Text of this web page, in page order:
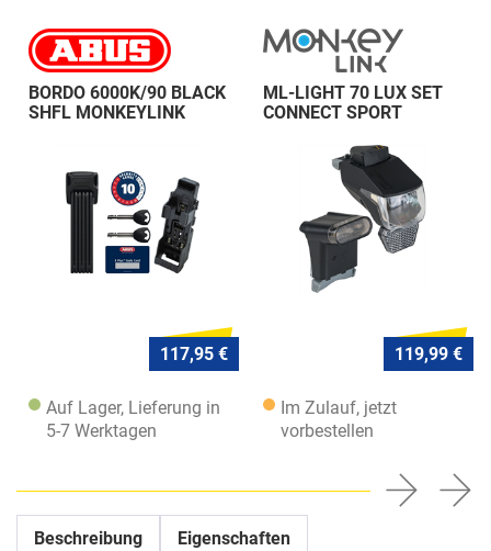
BORDO 6000K/90 BLACK
SHFL MONKEYLINK
117,95 €
Auf Lager, Lieferung in
5-7 Werktagen
ML-LIGHT 70 LUX SET
CONNECT SPORT
119,99 €
Im Zulauf, jetzt
vorbestellen
Beschreibung Eigenschaften